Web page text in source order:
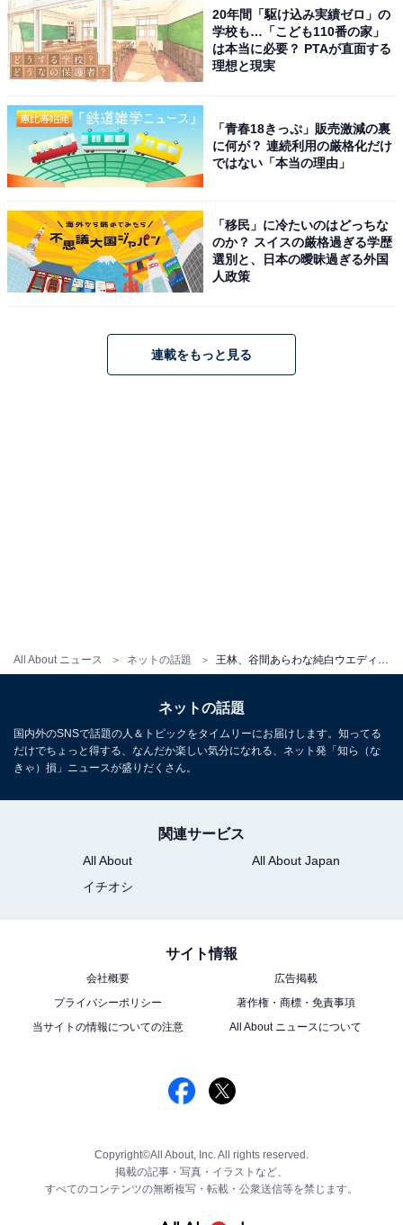
All About ニュース ネットの話題
20年間「駆け込み実績ゼロ」の
学校も…「こども110番の家」
は本当に必要？ PTAが直面する
理想と現実
「青春18きっぷ」販売激減の裏
に何が？ 連続利用の厳格化だけ
ではない「本当の理由」
「移民」に冷たいのはどっちな
のか？ スイスの厳格過ぎる学歴
選別と、日本の曖昧過ぎる外国
人政策
連載をもっと見る
ネットの話題
国内外のSNSで話題の人＆トピックをタイムリーにお届けします。知ってる
だけでちょっと得する、なんだか楽しい気分になれる、ネット発「知ら（な
きゃ）損」ニュースが盛りだくさん。
関連サービス
All About
All About Japan
イチオシ
サイト情報
会社概要
広告掲載
プライバシーポリシー
著作権・商標・免責事項
当サイトの情報についての注意
All About ニュースについて
Copyright©All About, Inc. All rights reserved.
掲載の記事・写真・イラストなど、
すべてのコンテンツの無断複写・転載・公衆送信等を禁じます。